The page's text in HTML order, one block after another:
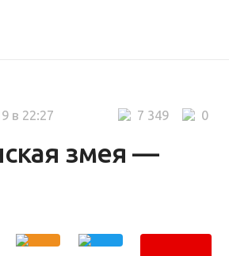
змея —
0
7 349
в 22:27